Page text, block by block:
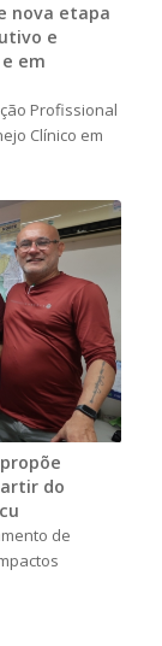
nova etapa
e
em
Profissional
Clínico em
do
de